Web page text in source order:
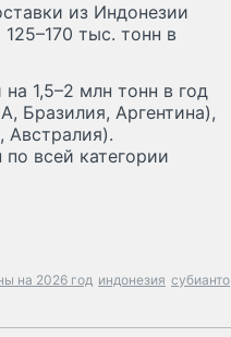
из Индонезии
тыс. тонн в
1,5–2 млн тонн в год
Бразилия, Аргентина),
Австралия).
всей категории
на 2026 год индонезия субианто